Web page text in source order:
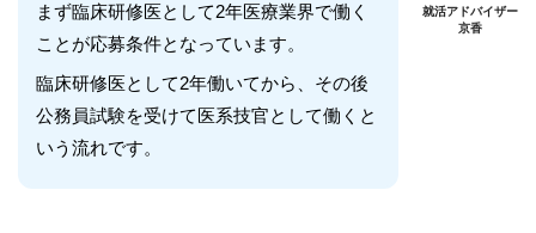
まず臨床研修医として2年医療業界で働く
ことが応募条件となっています。
臨床研修医として2年働いてから、その後
公務員試験を受けて医系技官として働くと
いう流れです。
就活アドバイザー
京香